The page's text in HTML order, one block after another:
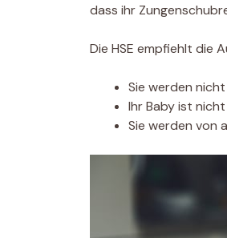
dass ihr
Die HSE empfiehlt die
Sie werden
Ihr Baby ist
Sie werden von